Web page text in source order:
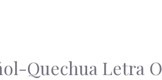
Quechua Letra O